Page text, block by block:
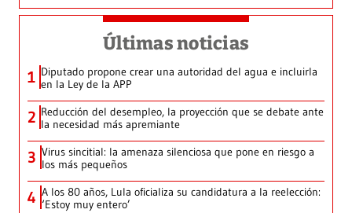
Últimas noticias
1 Diputado propone crear una autoridad del agua e incluirla
en la Ley de la APP
2 Reducción del desempleo, la proyección que se debate ante
la necesidad más apremiante
3 Virus sincitial: la amenaza silenciosa que pone en riesgo a
los más pequeños
4 A los 80 años, Lula oficializa su candidatura a la reelección:
‘Estoy muy entero’